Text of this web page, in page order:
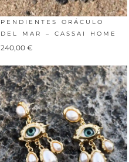
PENDIENTES ORÁCULO
DEL MAR – CASSAI HOME
240,00 €